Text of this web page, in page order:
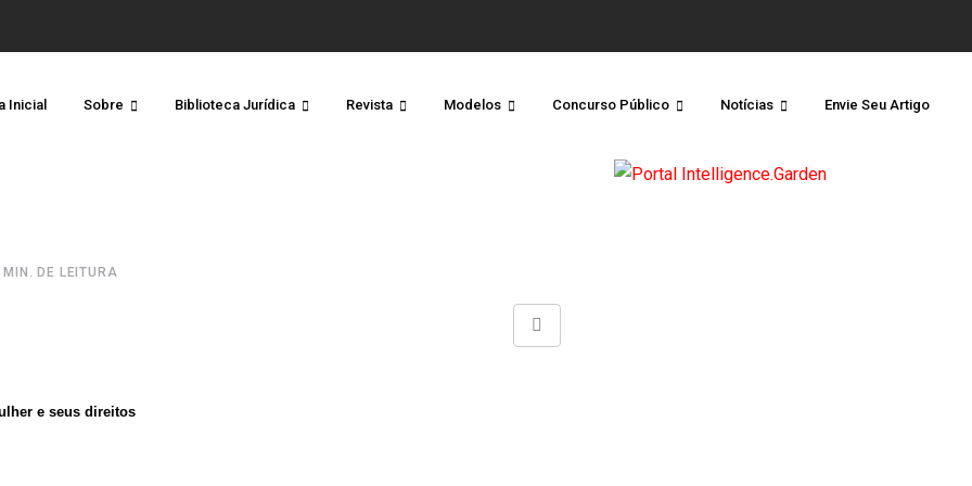
Inicial Sobre Biblioteca Jurídica Revista Modelos Concurso Público Notícias Envie Seu Artigo
MIN. DE LEITURA
Share
e seus direitos